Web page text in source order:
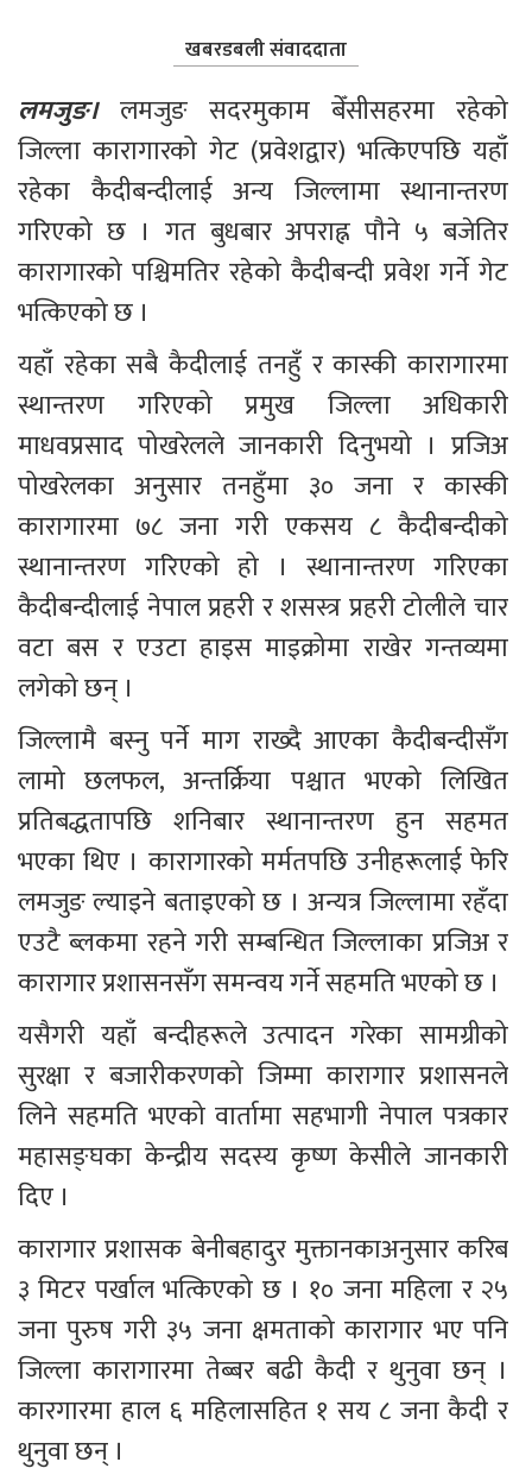
खबरडबली संवाददाता
लमजुङ। लमजुङ सदरमुकाम बेँसीसहरमा रहेको
जिल्ला कारागारको गेट (प्रवेशद्वार) भत्किएपछि यहाँ
रहेका कैदीबन्दीलाई अन्य जिल्लामा स्थानान्तरण
गरिएको छ । गत बुधबार अपराह्न पौने ५ बजेतिर
कारागारको पश्चिमतिर रहेको कैदीबन्दी प्रवेश गर्ने गेट
भत्किएको छ ।
यहाँ रहेका सबै कैदीलाई तनहुँ र कास्की कारागारमा
स्थान्तरण गरिएको प्रमुख जिल्ला अधिकारी
माधवप्रसाद पोखरेलले जानकारी दिनुभयो । प्रजिअ
पोखरेलका अनुसार तनहुँमा ३० जना र कास्की
कारागारमा ७८ जना गरी एकसय ८ कैदीबन्दीको
स्थानान्तरण गरिएको हो । स्थानान्तरण गरिएका
कैदीबन्दीलाई नेपाल प्रहरी र शसस्त्र प्रहरी टोलीले चार
वटा बस र एउटा हाइस माइक्रोमा राखेर गन्तव्यमा
लगेको छन् ।
जिल्लामै बस्नु पर्ने माग राख्दै आएका कैदीबन्दीसँग
लामो छलफल, अन्तर्क्रिया पश्चात भएको लिखित
प्रतिबद्धतापछि शनिबार स्थानान्तरण हुन सहमत
भएका थिए । कारागारको मर्मतपछि उनीहरूलाई फेरि
लमजुङ ल्याइने बताइएको छ । अन्यत्र जिल्लामा रहँदा
एउटै ब्लकमा रहने गरी सम्बन्धित जिल्लाका प्रजिअ र
कारागार प्रशासनसँग समन्वय गर्ने सहमति भएको छ ।
यसैगरी यहाँ बन्दीहरूले उत्पादन गरेका सामग्रीको
सुरक्षा र बजारीकरणको जिम्मा कारागार प्रशासनले
लिने सहमति भएको वार्तामा सहभागी नेपाल पत्रकार
महासङ्घका केन्द्रीय सदस्य कृष्ण केसीले जानकारी
दिए ।
कारागार प्रशासक बेनीबहादुर मुक्तानकाअनुसार करिब
३ मिटर पर्खाल भत्किएको छ । १० जना महिला र २५
जना पुरुष गरी ३५ जना क्षमताको कारागार भए पनि
जिल्ला कारागारमा तेब्बर बढी कैदी र थुनुवा छन् ।
कारगारमा हाल ६ महिलासहित १ सय ८ जना कैदी र
थुनुवा छन् ।